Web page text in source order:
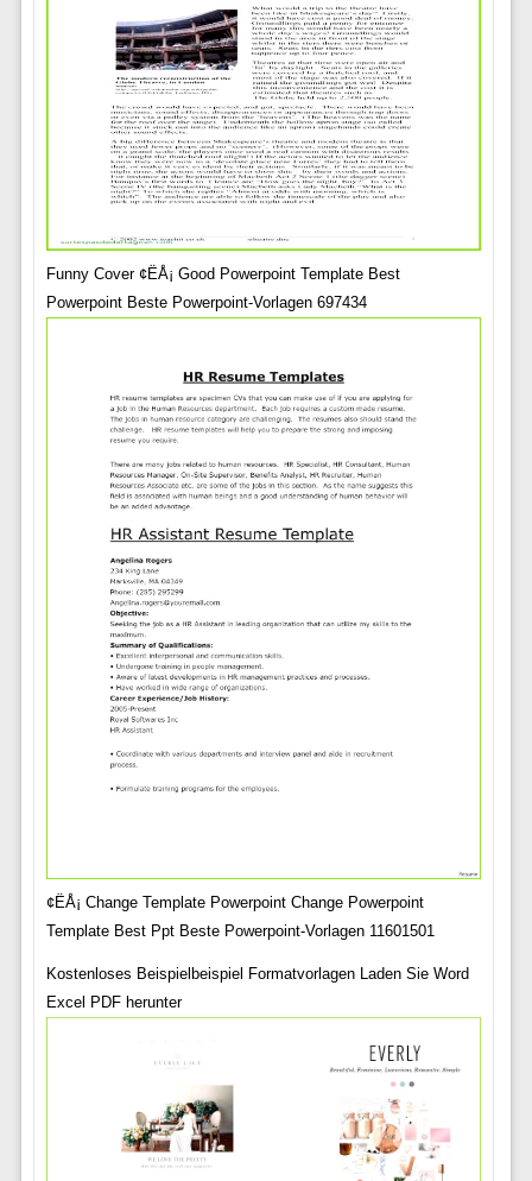
Funny Cover ¢ËÅ¡ Good Powerpoint Template Best
Powerpoint Beste Powerpoint-Vorlagen 697434
¢ËÅ¡ Change Template Powerpoint Change Powerpoint
Template Best Ppt Beste Powerpoint-Vorlagen 11601501
Kostenloses Beispielbeispiel Formatvorlagen Laden Sie Word
Excel PDF herunter